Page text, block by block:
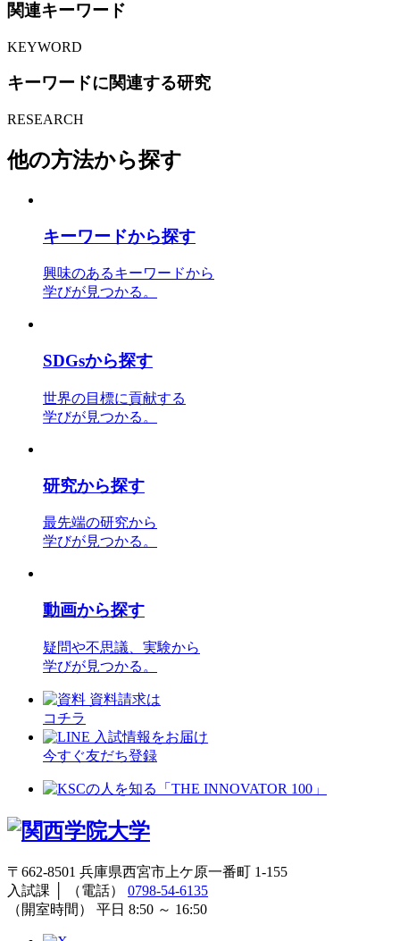
関連キーワード
KEYWORD
キーワードに関連する研究
RESEARCH
他の方法から探す
キーワードから探す
興味のあるキーワードから
学びが見つかる。
SDGsから探す
世界の目標に貢献する
学びが見つかる。
研究から探す
最先端の研究から
学びが見つかる。
動画から探す
疑問や不思議、実験から
学びが見つかる。
資料請求は
コチラ
入試情報をお届け
今すぐ友だち登録
〒662-8501 兵庫県西宮市上ケ原一番町 1-155
入試課 │ （電話） 0798-54-6135
（開室時間） 平日 8:50 ～ 16:50